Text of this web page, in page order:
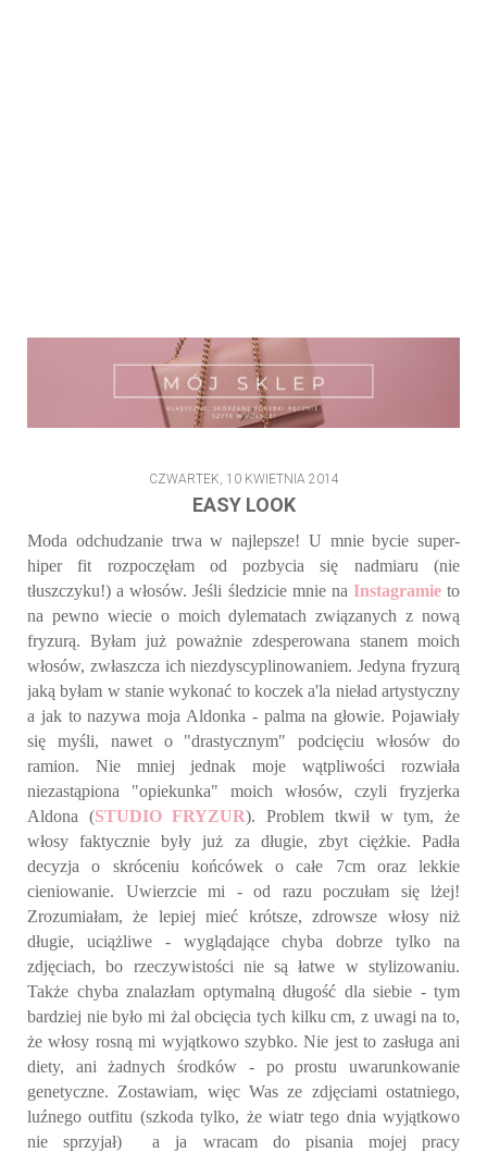
CZWARTEK, 10 KWIETNIA 2014
EASY LOOK
Moda odchudzanie trwa w najlepsze! U mnie bycie super-
hiper fit rozpoczęłam od pozbycia się nadmiaru (nie
tłuszczyku!) a włosów. Jeśli śledzicie mnie na Instagramieto
na pewno wiecie o moich dylematach związanych z nową
fryzurą. Byłam już poważnie zdesperowana stanem moich
włosów, zwłaszcza ich niezdyscyplinowaniem. Jedyna fryzurą
jaką byłam w stanie wykonać to koczek a'la nieład artystyczny
a jak to nazywa moja Aldonka - palma na głowie. Pojawiały
się myśli, nawet o "drastycznym" podcięciu włosów do
ramion. Nie mniej jednak moje wątpliwości rozwiała
niezastąpiona "opiekunka" moich włosów, czyli fryzjerka
Aldona (STUDIO FRYZUR). Problem tkwił w tym, że
włosy faktycznie były już za długie, zbyt ciężkie. Padła
decyzja o skróceniu końcówek o całe 7cm oraz lekkie
cieniowanie. Uwierzcie mi - od razu poczułam się lżej!
Zrozumiałam, że lepiej mieć krótsze, zdrowsze włosy niż
długie, uciążliwe - wyglądające chyba dobrze tylko na
zdjęciach, bo rzeczywistości nie są łatwe w stylizowaniu.
Także chyba znalazłam optymalną długość dla siebie - tym
bardziej nie było mi żal obcięcia tych kilku cm, z uwagi na to,
że włosy rosną mi wyjątkowo szybko. Nie jest to zasługa ani
diety, ani żadnych środków - po prostu uwarunkowanie
genetyczne. Zostawiam, więc Was ze zdjęciami ostatniego,
luźnego outfitu (szkoda tylko, że wiatr tego dnia wyjątkowo
nie sprzyjał) a ja wracam do pisania mojej pracy